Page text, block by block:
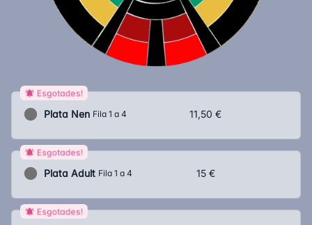
Plata Nen Fila 1 a 4 11,50 €
Esgotades!
Plata Adult Fila 1 a 4 15 €
Esgotades!
Esgotades!